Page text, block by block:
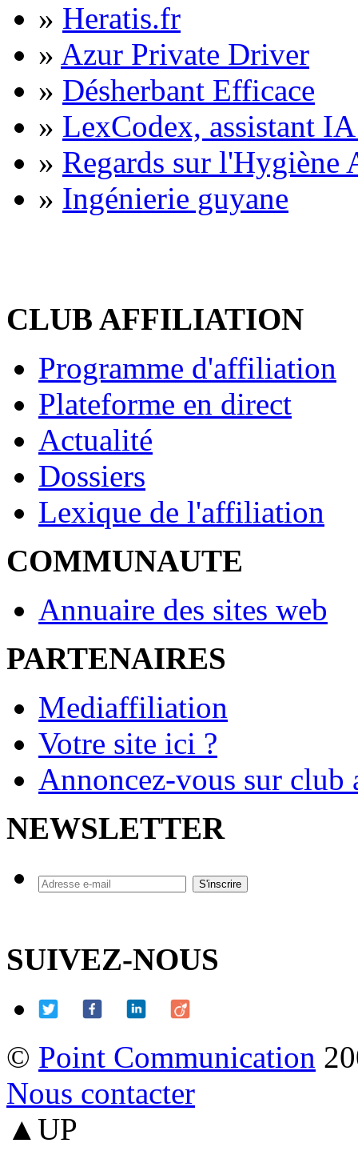
» Heratis.fr
» Azur Private Driver
» Désherbant Efficace
» LexCodex, assistant
» Regards sur l'Hygiène
» Ingénierie guyane
CLUB AFFILIATION
Programme d'affiliation
Plateforme en direct
Actualité
Dossiers
Lexique de l'affiliation
COMMUNAUTE
Annuaire des sites web
PARTENAIRES
Mediaffiliation
Votre site ici ?
Annoncez-vous sur
NEWSLETTER
SUIVEZ-NOUS
© Point Communication
Nous contacter
▲UP